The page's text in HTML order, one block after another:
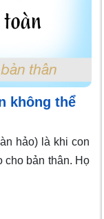
không thể
hảo) là khi con
cho bản thân. Họ